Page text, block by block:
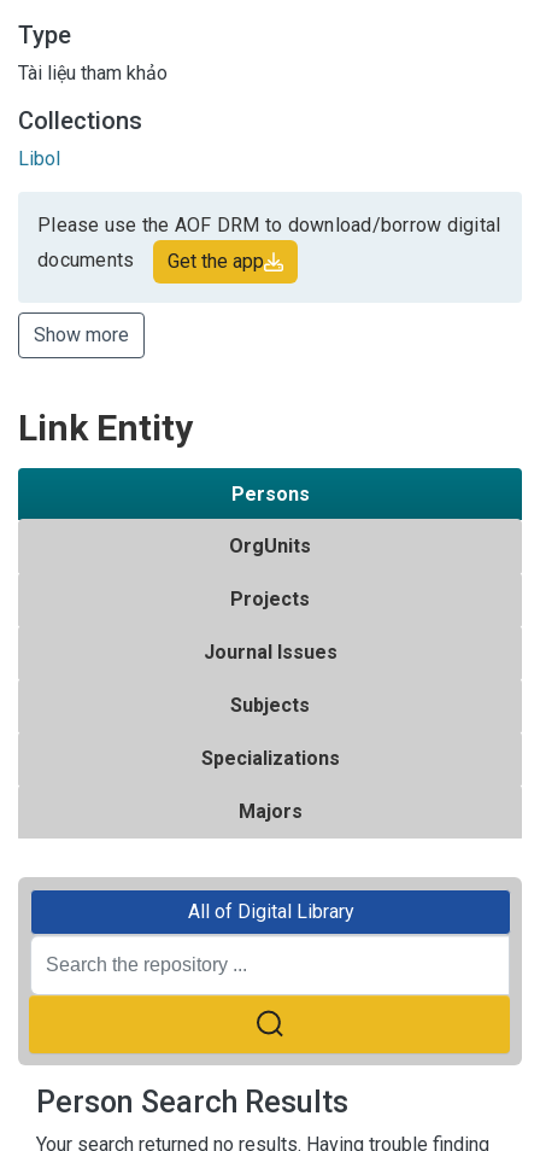
Type
Tài liệu tham khảo
Collections
Libol
Please use the AOF DRM to download/borrow digital
documents
Get the app
Show more
Link Entity
Persons
OrgUnits
Projects
Journal Issues
Subjects
Specializations
Majors
All of Digital Library
Person Search Results
Your search returned no results. Having trouble finding